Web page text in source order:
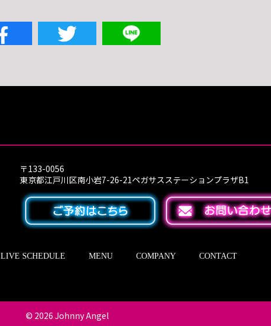
〒133-0056
東京都江戸川区南小岩7-26-21ペガサスステーションプラザB1
LIVE SCHEDULE MENU COMPANY CONTACT
© 2026 Johnny Angel